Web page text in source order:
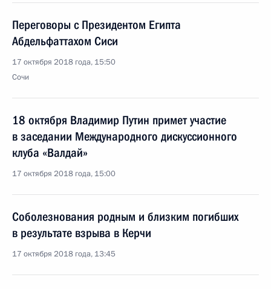
Переговоры с Президентом Египта
Абдельфаттахом Сиси
17 октября 2018 года, 15:50
Сочи
18 октября Владимир Путин примет участие
в заседании Международного дискуссионного
клуба «Валдай»
17 октября 2018 года, 15:00
Соболезнования родным и близким погибших
в результате взрыва в Керчи
17 октября 2018 года, 13:45